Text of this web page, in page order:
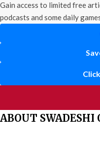
Gain access to limited free
podcasts and some daily
ABOUT SWADESHI